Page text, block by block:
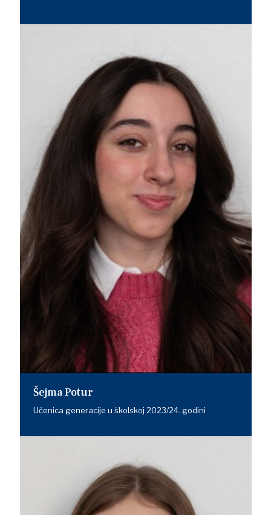
Šejma Potur
Učenica generacije u školskoj 2023/24. godini